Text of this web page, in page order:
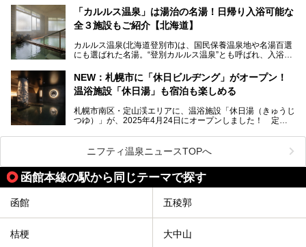
「川島旅館」は、豊富温泉の開湯当初から営業する老舗旅
館。とりわけ温泉の良さと名物のバター料理に定評があり、
の温泉や料理をはじめ、パブリックスペース・客室など宿の
全貌を徹底的にご紹介します！
「カルルス温泉」は湯治の名湯！日帰り入浴可能な
全３施設もご紹介【北海道】
カルルス温泉(北海道登別市)は、国民保養温泉地や名湯百選
にも選ばれた名湯。“登別カルルス温泉”とも呼ばれ、入浴剤
豊かな登別温泉とは対照的な存在で、今も湯治場的な要素が
残る閑静な温泉地です。
地体験し、カルルス温泉をご紹介。温泉地の概要や泉質解説
をはじめ、日帰り入浴可能な全３施設の紹介・周辺観光・ア
NEW：札幌市に「休日ビルヂング」がオープン！
温浴施設「休日湯」も宿泊も楽しめる
札幌市南区・定山渓エリアに、温浴施設「休日湯（きゅうじ
つゆ）」が、2025年4月24日にオープンしました！ 定山
この施設は、温泉・サウナの「休日湯」・ラウンジの「THE
LOUNGE DAYOF」・グルメ「休日洋麺店」・ホテル「エク
スクラメーションホテル」で構成された、まさに大人の癒し
空間。
今回は、そんな「休日ビルヂング」の魅力を5つのポイント
ニフティ温泉ニュースTOPへ
函館本線の駅から同じテーマで探す
函館 五稜郭
桔梗 大中山